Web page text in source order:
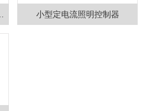
小型定电流照明控制器